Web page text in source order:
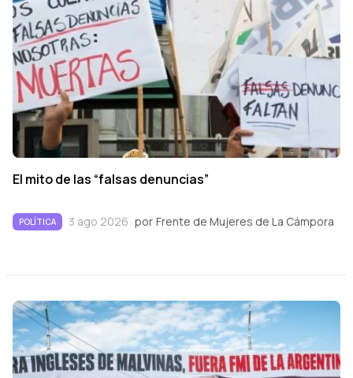
El mito de las “falsas denuncias”
POLÍTICA 3 ago 2026 por Frente de Mujeres de La Cámpora